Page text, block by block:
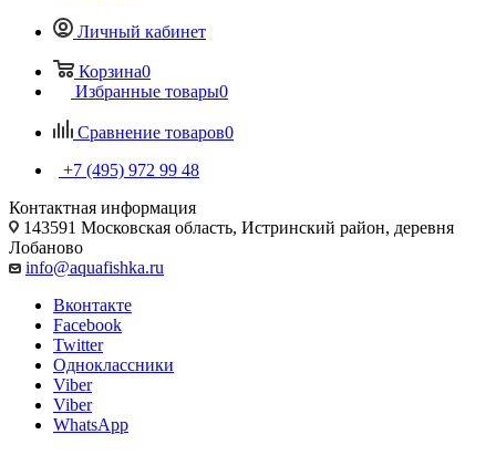
Личный кабинет
Корзина0
Избранные товары0
Сравнение товаров0
+7 (495) 972 99 48
Контактная информация
143591 Московская область, Истринский район, деревня
Лобаново
info@aquafishka.ru
Вконтакте
Facebook
Twitter
Одноклассники
Viber
Viber
WhatsApp